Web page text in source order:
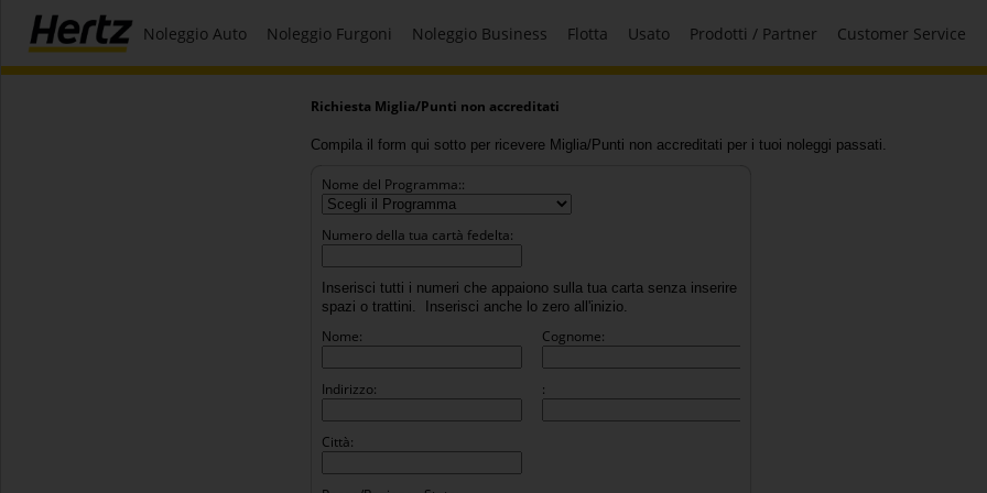
Noleggio Auto Noleggio Furgoni Noleggio Business Flotta Usato Prodotti / Partner Customer Service
Richiesta Miglia/Punti non accreditati
Compila il form qui sotto per ricevere Miglia/Punti non accreditati per i tuoi noleggi passati.
Nome del Programma::
Numero della tua cartà fedelta:
Inserisci tutti i numeri che appaiono sulla tua carta senza inserire
spazi o trattini.
Inserisci anche lo zero all'inizio.
Nome: Cognome:
Indirizzo: :
Città: